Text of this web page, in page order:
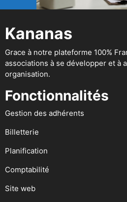
Kananas
Grace à notre plateforme 100%
associations à se développer et à
organisation.
Fonctionnalités
Gestion des adhérents
Billetterie
Planification
Comptabilité
Site web